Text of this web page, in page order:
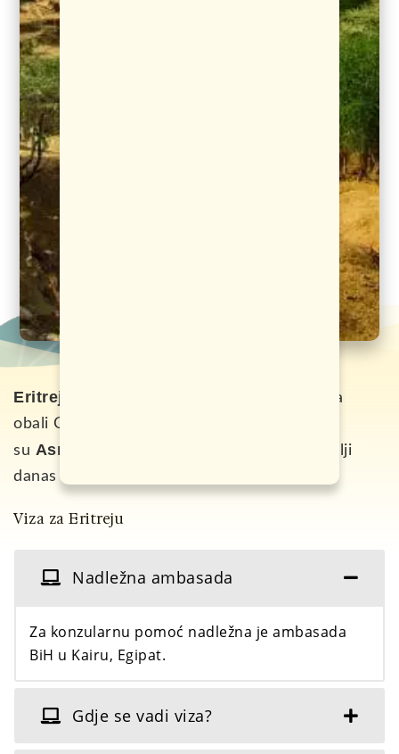
Eritreja
je država u sjeveroistočnoj Africi na
obali Crvenog mora. Najveći gradovi
su Asmera
. U čitavoj zemlji
danas boravi oko 4,5 miliona ljudi.
Viza za Eritreju
Nadležna ambasada
Za konzularnu pomoć nadležna je ambasada
BiH u Kairu, Egipat.
Gdje se vadi viza?